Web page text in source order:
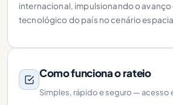
internacional, impulsionando o
tecnológico do país no cenário
Como funciona o rateio
Simples, rápido e seguro — acesso